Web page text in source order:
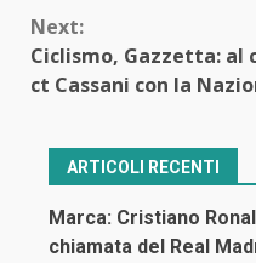
Next:
Ciclismo, Gazzetta: al
ct Cassani con la
ARTICOLI RECENTI
Marca: Cristiano
chiamata del Real